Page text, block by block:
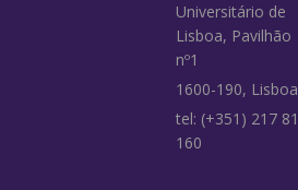
Universitário de
Lisboa, Pavilhão
nº1
1600-190, Lisboa
tel: (+351) 217
160